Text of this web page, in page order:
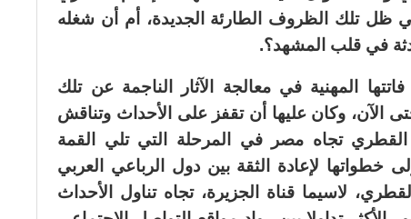
ظل تلك الظروف الطارئة الجديدة، أم أن شغله
في قلب المشهد؟.
المهنية في معالجة الآثار الناجمة عن تلك
الآن، وكان عليها أن تقفز على الأحداث وتناقش
تجاه مصر في المرحلة التي تلي القمة
خطواتها لإعادة الثقة بين دول الرباعي العربي
لاسيما قناة الجزيرة، تجاه تناول الأحداث